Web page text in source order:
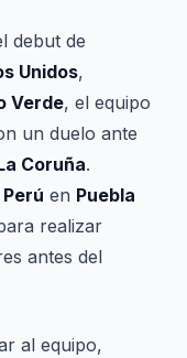
debut de
Unidos,
Verde, el equipo
un duelo ante
Coruña.
Perú en Puebla
realizar
antes del
al equipo,